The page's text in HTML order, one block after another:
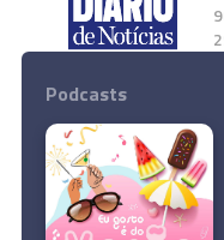
Podcasts